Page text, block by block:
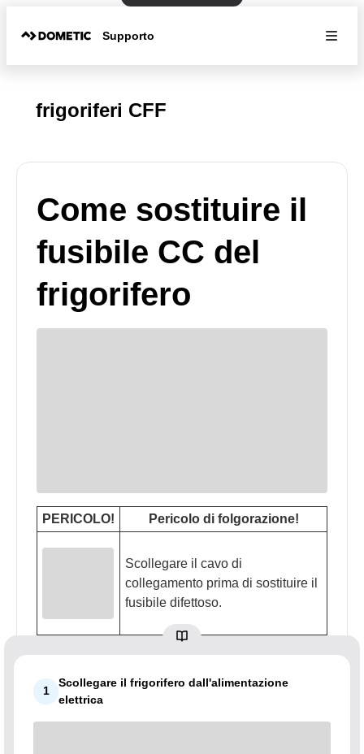
Supporto
frigoriferi CFF
Come sostituire il
fusibile CC del
frigorifero
PERICOLO! Pericolo di folgorazione!
Scollegare il cavo di
collegamento prima di sostituire il
fusibile difettoso.
1
Scollegare il frigorifero dall'alimentazione
elettrica